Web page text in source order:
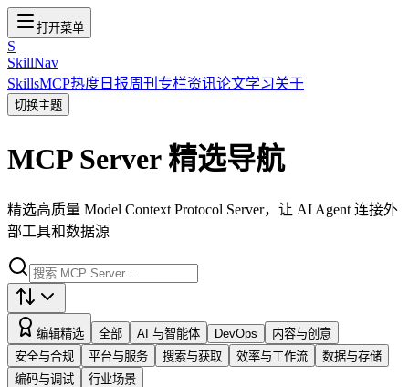
打开菜单
S
SkillNav
SkillsMCP热度 日报周刊 专栏资讯论文学习关于
切换主题
MCP Server 精选导航
精选高质量 Model Context Protocol Server，让 AI Agent 连接外
部工具和数据源
编辑精选 全部 AI 与智能体 DevOps
内容与创意
安全与合规
平台与服务 搜索与获取 效率与工作流
数据与存储
编码与调试
行业场景